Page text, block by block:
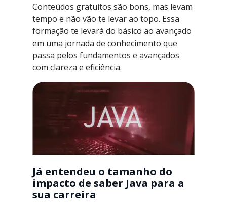
Conteúdos gratuitos são bons, mas levam
tempo e não vão te levar ao topo. Essa
formação te levará do básico ao avançado
em uma jornada de conhecimento que
passa pelos fundamentos e avançados
com clareza e eficiência.
Já entendeu o tamanho do
impacto de saber Java para a
sua carreira